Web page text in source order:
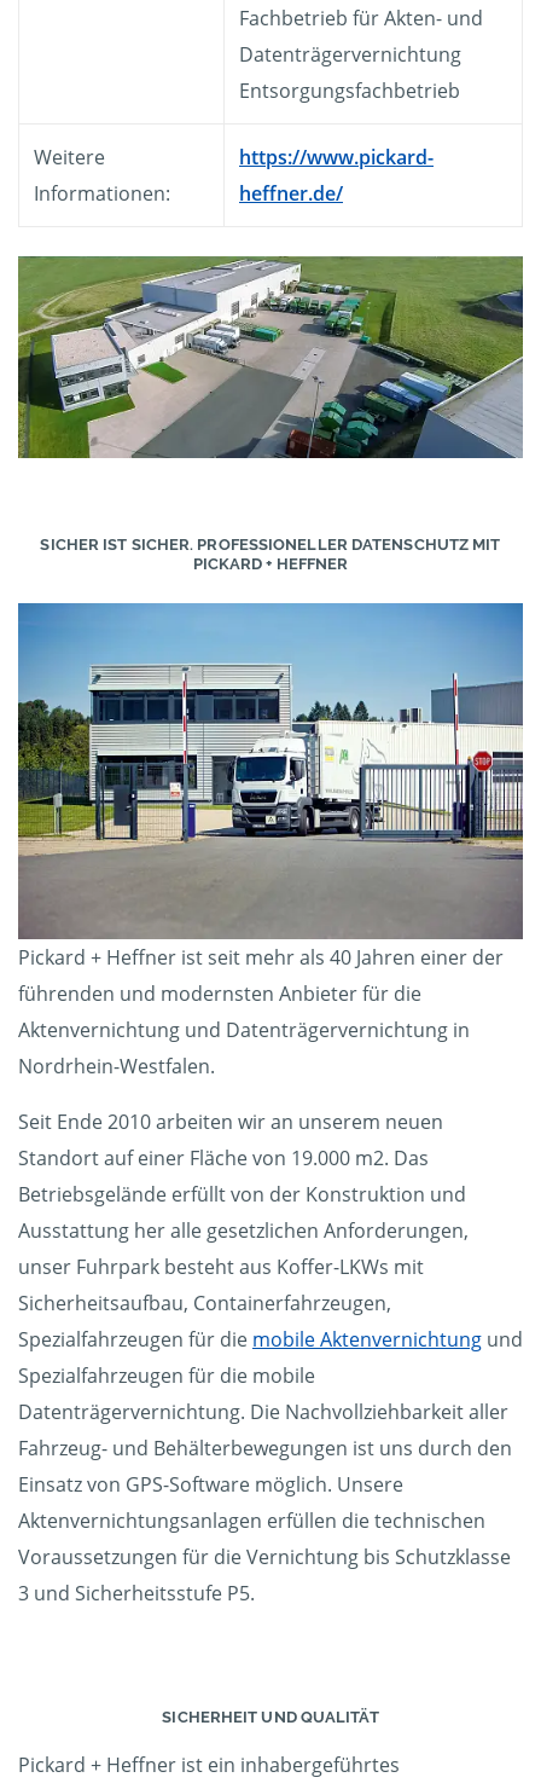
Fachbetrieb für Akten- und
Datenträgervernichtung
Entsorgungsfachbetrieb
Weitere
Informationen:
https://www.pickard-
heffner.de/
SICHER IST SICHER. PROFESSIONELLER DATENSCHUTZ MIT
PICKARD + HEFFNER
Pickard + Heffner ist seit mehr als 40 Jahren einer der
führenden und modernsten Anbieter für die
Aktenvernichtung und Datenträgervernichtung in
Nordrhein-Westfalen.
Seit Ende 2010 arbeiten wir an unserem neuen
Standort auf einer Fläche von 19.000 m2. Das
Betriebsgelände erfüllt von der Konstruktion und
Ausstattung her alle gesetzlichen Anforderungen,
unser Fuhrpark besteht aus Koffer-LKWs mit
Sicherheitsaufbau, Containerfahrzeugen,
Spezialfahrzeugen für die mobile Aktenvernichtung und
Spezialfahrzeugen für die mobile
Datenträgervernichtung. Die Nachvollziehbarkeit aller
Fahrzeug- und Behälterbewegungen ist uns durch den
Einsatz von GPS-Software möglich. Unsere
Aktenvernichtungsanlagen erfüllen die technischen
Voraussetzungen für die Vernichtung bis Schutzklasse
3 und Sicherheitsstufe P5.
SICHERHEIT UND QUALITÄT
Pickard + Heffner ist ein inhabergeführtes